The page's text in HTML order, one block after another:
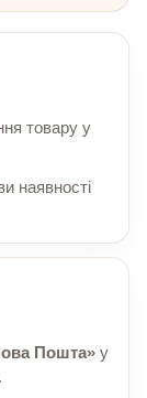
товару у
наявності
Пошта» у